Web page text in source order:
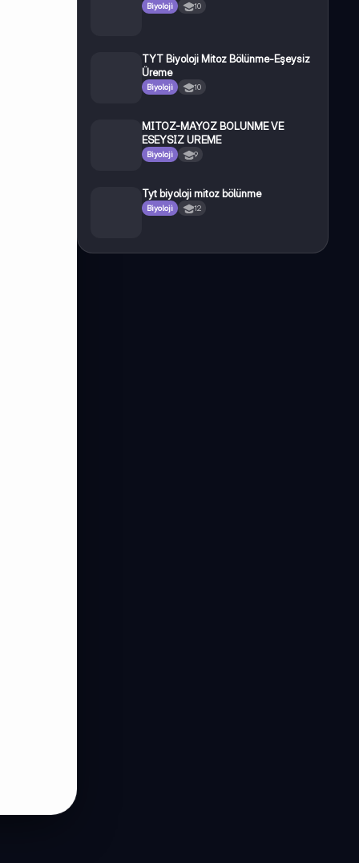
Biyoloji 10
TYT Biyoloji Mitoz Bölünme-Eşeysiz
Üreme
Biyoloji 10
MITOZ-MAYOZ BOLUNME VE
ESEYSIZ UREME
Biyoloji 9
Tyt biyoloji mitoz bölünme
Biyoloji 12